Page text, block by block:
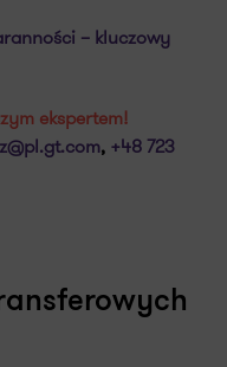
– kluczowy
ekspertem!
, +48 723